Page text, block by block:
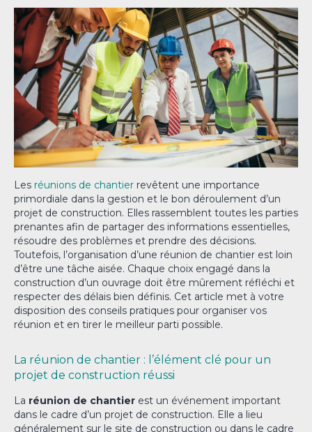
Les réunions de chantier revêtent une importance
primordiale dans la gestion et le bon déroulement d’un
projet de construction. Elles rassemblent toutes les parties
prenantes afin de partager des informations essentielles,
résoudre des problèmes et prendre des décisions.
Toutefois, l’organisation d’une réunion de chantier est loin
d’être une tâche aisée. Chaque choix engagé dans la
construction d’un ouvrage doit être mûrement réfléchi et
respecter des délais bien définis. Cet article met à votre
disposition des conseils pratiques pour organiser vos
réunion et en tirer le meilleur parti possible.
La réunion de chantier : l’élément clé pour un
projet de construction réussi
La réunion de chantier est un événement important
dans le cadre d’un projet de construction. Elle a lieu
généralement sur le site de construction ou dans le cadre